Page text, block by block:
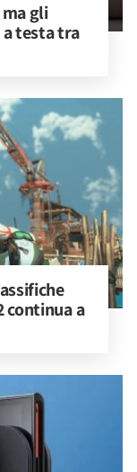
gli
a testa tra
continua a